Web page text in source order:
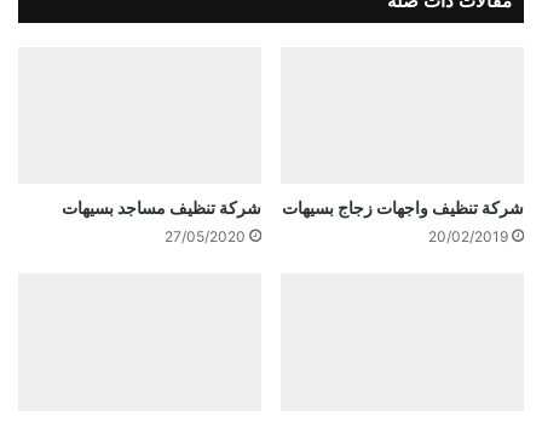
شركة تنظيف واجهات زجاج بسيهات
20/02/2019
شركة تنظيف مساجد بسيهات
27/05/2020